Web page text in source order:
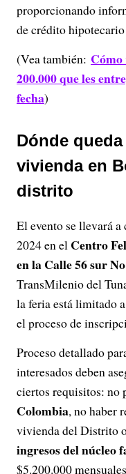
proporcionando
de crédito
(Vea también:
200.000 que les
fecha)
Dónde
vivienda en
distrito
El evento se llevará
2024 en el Centro
en la Calle 56 sur
TransMilenio del
la feria está limitado
el proceso de
Proceso detallado
interesados ​​deben
ciertos requisitos: no
Colombia, no haber
vivienda del Distrito
ingresos del núcleo
$5.200.000